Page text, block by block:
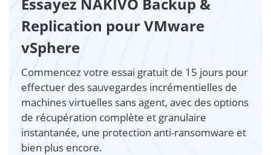
Replication pour VMware
vSphere
Commencez votre essai gratuit de 15 jours pour
effectuer des sauvegardes incrémentielles de
machines virtuelles sans agent, avec des options
de récupération complète et granulaire
instantanée, une protection anti-ransomware et
bien plus encore.